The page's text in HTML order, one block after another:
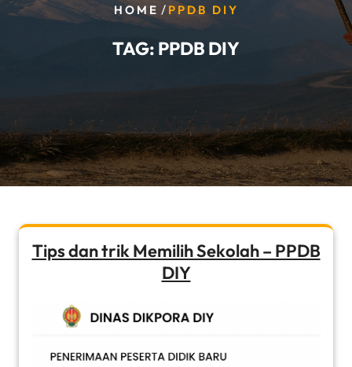
HOME / PPDB DIY
TAG: PPDB DIY
Tips dan trik Memilih Sekolah – PPDB
DIY